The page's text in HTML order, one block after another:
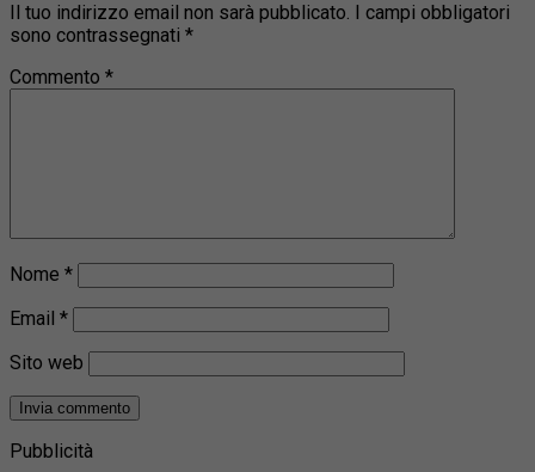
Il tuo indirizzo email non sarà pubblicato. I campi obbligatori
sono contrassegnati *
Commento *
Nome *
Email *
Sito web
Pubblicità